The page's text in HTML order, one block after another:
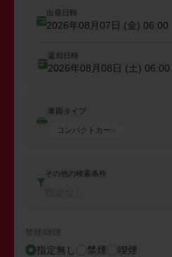
出発日時
2026年08月07日 (金) 06:00
返却日時
2026年08月08日 (土) 06:00
車両タイプ
コンパクトカー
その他の検索条件
禁煙/喫煙
指定無し 禁煙 喫煙